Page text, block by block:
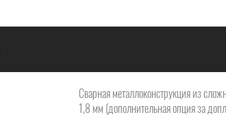
Сварная металлоконструкция из
1,8 мм (дополнительная опция за